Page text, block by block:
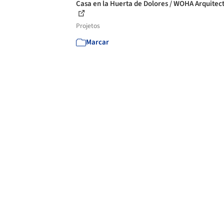
Casa en la Huerta de Dolores / WOHA
Projetos
Marcar